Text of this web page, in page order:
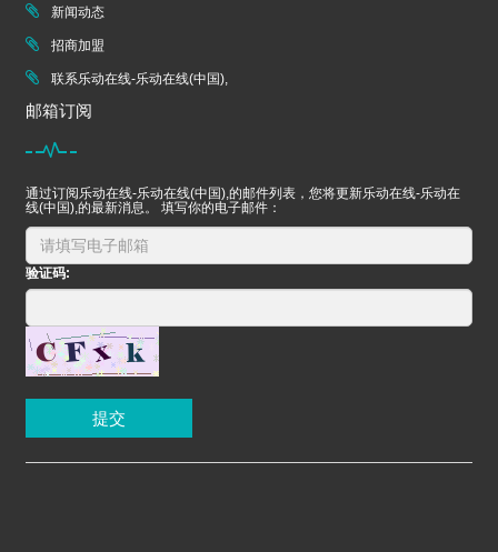
新闻动态
招商加盟
联系乐动在线-乐动在线(中国),
邮箱订阅
通过订阅乐动在线-乐动在线(中国),的邮件列表，您将更新乐动在线-乐动在
线(中国),的最新消息。 填写你的电子邮件：
验证码:
提交